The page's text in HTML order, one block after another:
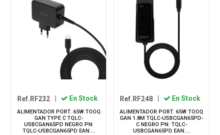
Ref.RF232 En Stock
ALIMENTADOR PORT. 65W TOOQ
GAN TYPE C TQLC-
USBCGAN65PD NEGRO PN:
TQLC-USBCGAN65PD EAN:...
Ref.RF248 En Stock
ALIMENTADOR PORT. 65W TOOQ
GAN 1.8M TQLC-USBCGAN65PD-
C NEGRO PN: TQLC-
USBCGAN65PD EAN:...